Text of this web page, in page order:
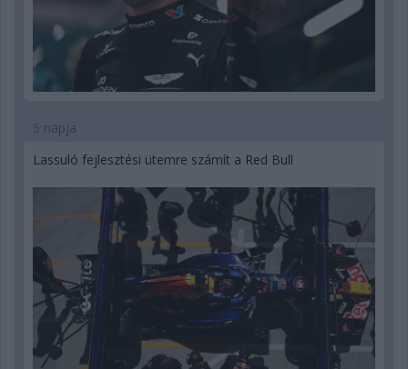
5 napja
Lassuló fejlesztési ütemre számít a Red Bull